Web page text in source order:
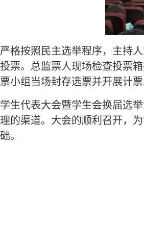
格按照民主选举程序，主持
票。总监票人现场检查投票
小组当场封存选票并开展计
生代表大会暨学生会换届选
的渠道。大会的顺利召开，
。